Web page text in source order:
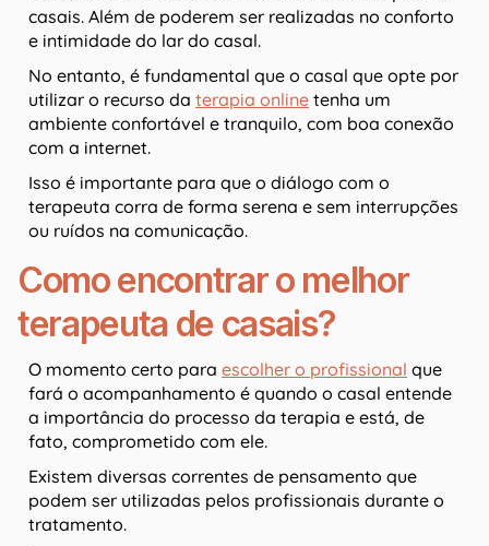
casais. Além de poderem ser realizadas no conforto
e intimidade do lar do casal.
No entanto, é fundamental que o casal que opte por
utilizar o recurso da terapia online tenha um
ambiente confortável e tranquilo, com boa conexão
com a internet.
Isso é importante para que o diálogo com o
terapeuta corra de forma serena e sem interrupções
ou ruídos na comunicação.
Como encontrar o melhor
terapeuta de casais?
O momento certo para escolher o profissional que
fará o acompanhamento é quando o casal entende
a importância do processo da terapia e está, de
fato, comprometido com ele.
Existem diversas correntes de pensamento que
podem ser utilizadas pelos profissionais durante o
tratamento.